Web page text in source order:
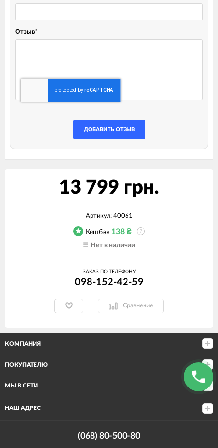
Отзыв*
ДОБАВИТЬ ОТЗЫВ
13 799 грн.
Артикул: 40061
Кешбэк 138 ₴ ?
Нет в наличии
ЗАКАЗ ПО ТЕЛЕФОНУ
098-152-42-59
Сравнение
КОМПАНИЯ
ПОКУПАТЕЛЮ
МЫ В СЕТИ
НАШ АДРЕС
(068) 80-500-80